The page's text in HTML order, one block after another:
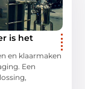
is het
en klaarmaken
Een